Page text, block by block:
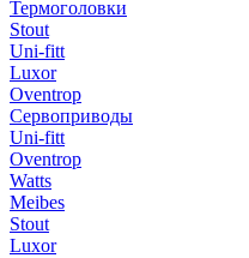
Термоголовки
Stout
Uni-fitt
Luxor
Oventrop
Сервоприводы
Uni-fitt
Oventrop
Watts
Meibes
Stout
Luxor